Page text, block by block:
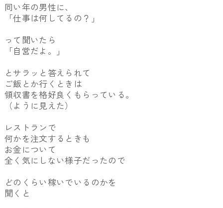
同い年の男性に、
「仕事は何してるの？」
って聞いたら
「自営だよ。」
とサラッと答えられて
ご飯とか行くときは
領収書を格好良くもらっている。
（ように見えた）
レストランで
何かを注文するときも
お金について
全く気にしない様子だったので
どのくらい稼いでいるのかを
聞くと